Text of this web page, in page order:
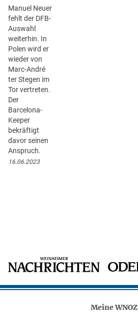
Manuel Neuer
fehlt der DFB-
Auswahl
weiterhin. In
Polen wird er
wieder von
Marc-André
ter Stegen im
Tor vertreten.
Der
Barcelona-
Keeper
bekräftigt
davor seinen
Anspruch.
16.06.2023
Meine WNOZ